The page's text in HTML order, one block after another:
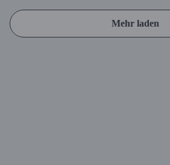
Mehr laden